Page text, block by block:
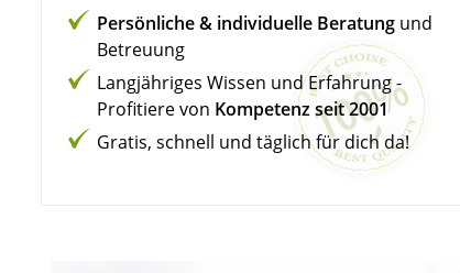
Persönliche & individuelle Beratung und
Betreuung
Langjähriges Wissen und Erfahrung -
Profitiere von Kompetenz seit 2001
Gratis, schnell und täglich für dich da!